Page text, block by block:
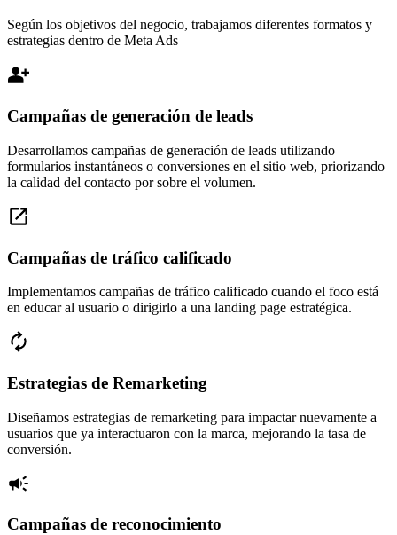
Según los objetivos del negocio, trabajamos diferentes formatos y
estrategias dentro de Meta Ads
Campañas de generación de leads
Desarrollamos campañas de generación de leads utilizando
formularios instantáneos o conversiones en el sitio web, priorizando
la calidad del contacto por sobre el volumen.
Campañas de tráfico calificado
Implementamos campañas de tráfico calificado cuando el foco está
en educar al usuario o dirigirlo a una landing page estratégica.
Estrategias de Remarketing
Diseñamos estrategias de remarketing para impactar nuevamente a
usuarios que ya interactuaron con la marca, mejorando la tasa de
conversión.
Campañas de reconocimiento